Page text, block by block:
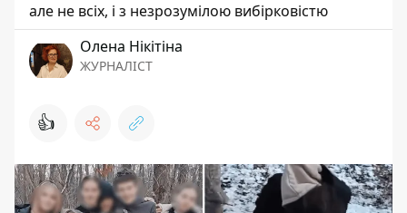
але не всіх, і з незрозумілою вибірковістю
Олена Нікітіна
ЖУРНАЛІСТ
👍